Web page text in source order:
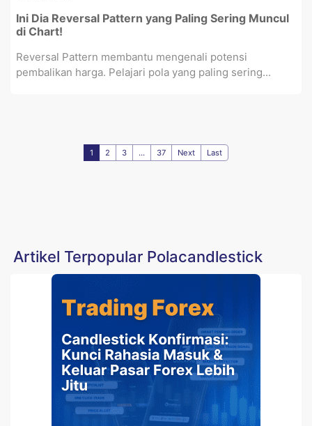
Ini Dia Reversal Pattern yang Paling Sering Muncul
di Chart!
Reversal Pattern membantu mengenali potensi
pembalikan harga. Pelajari pola yang paling sering...
1 2 3 ... 37 Next Last
Artikel Terpopular Polacandlestick